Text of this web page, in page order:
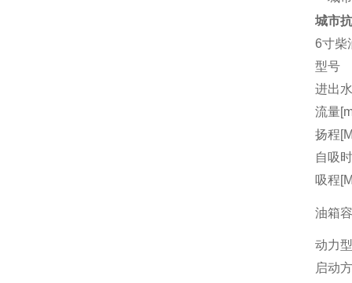
城市
6寸柴
型号
进出
流量
扬程
自吸
吸程
油箱
动力
启动